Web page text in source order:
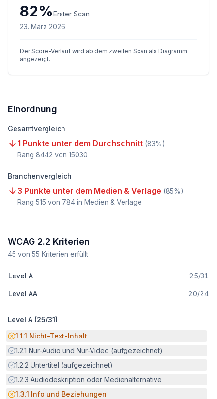
82%Erster Scan
23. März 2026
Der Score-Verlauf wird ab dem zweiten Scan als Diagramm
angezeigt.
Einordnung
Gesamtvergleich
1 Punkte unter dem Durchschnitt (83%)
Rang 8442 von 15030
Branchenvergleich
3 Punkte unter dem Medien & Verlage (85%)
Rang 515 von 784 in Medien & Verlage
WCAG 2.2 Kriterien
45 von 55 Kriterien erfüllt
Level A 25/31
Level AA 20/24
Level A (25/31)
Potenzielle Barriere:
1.1.1 Nicht-Text-Inhalt
Erfüllt:
1.2.1 Nur-Audio und Nur-Video (aufgezeichnet)
Erfüllt:
1.2.2 Untertitel (aufgezeichnet)
Erfüllt:
1.2.3 Audiodeskription oder Medienalternative
Potenzielle Barriere:
1.3.1 Info und Beziehungen